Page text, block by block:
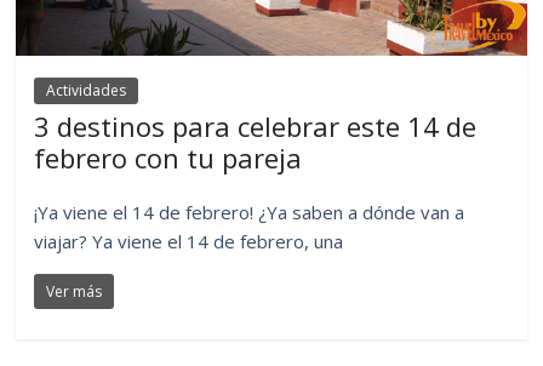
Actividades
3 destinos para celebrar este 14 de
febrero con tu pareja
¡Ya viene el 14 de febrero! ¿Ya saben a dónde van a
viajar? Ya viene el 14 de febrero, una
Ver más